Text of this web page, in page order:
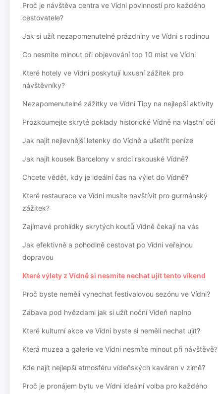
Proč je návštěva centra ve Vídni povinností pro každého
cestovatele?
Jak si užít nezapomenutelné prázdniny ve Vídni s rodinou
Co nesmíte minout při objevování top 10 míst ve Vídni
Které hotely ve Vídni poskytují luxusní zážitek pro
návštěvníky?
Nezapomenutelné zážitky ve Vídni Tipy na nejlepší aktivity
Prozkoumejte skryté poklady historické Vídně na vlastní oči
Jak najít nejlevnější letenky do Vídně a ušetřit peníze
Jak najít kousek Barcelony v srdci rakouské Vídně?
Chcete vědět, kdy je ideální čas na výlet do Vídně?
Které restaurace ve Vídni musíte navštívit pro gurmánský
zážitek?
Zajímavé prohlídky skrytých koutů Vídně čekají na vás
Jak efektivně a pohodlně cestovat po Vídni veřejnou
dopravou
Které výlety z Vídně si nesmíte nechat ujít tento víkend
Proč byste neměli vynechat festivalovou sezónu ve Vídni?
Zábava pod hvězdami jak si užít noční Vídeň naplno
Které kulturní akce ve Vídni byste si neměli nechat ujít?
Která muzea a galerie ve Vídni nesmíte minout při návštěvě?
Kde najít nejlepší atmosféru vídeňských kaváren v zimě?
Proč je pronájem bytu ve Vídni ideální volba pro každého